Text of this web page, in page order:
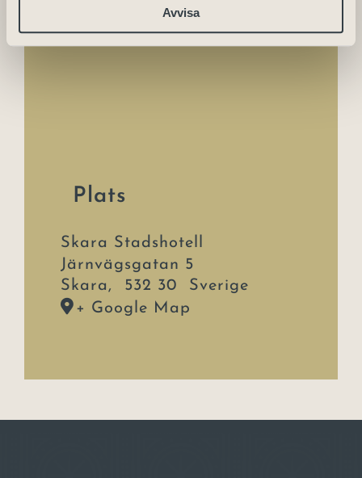
Avvisa
Plats
Skara Stadshotell
Järnvägsgatan 5
Skara, 532 30
Sverige
+ Google Map